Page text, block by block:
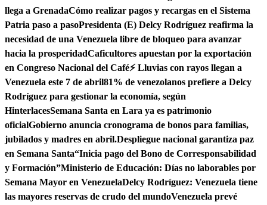
llega a GrenadaCómo realizar pagos y recargas en el Sistema
Patria paso a pasoPresidenta (E) Delcy Rodríguez reafirma la
necesidad de una Venezuela libre de bloqueo para avanzar
hacia la prosperidadCaficultores apuestan por la exportación
en Congreso Nacional del Café⚡ Lluvias con rayos llegan a
Venezuela este 7 de abril81% de venezolanos prefiere a Delcy
Rodríguez para gestionar la economía, según
HinterlacesSemana Santa en Lara ya es patrimonio
oficialGobierno anuncia cronograma de bonos para familias,
jubilados y madres en abril.Despliegue nacional garantiza paz
en Semana Santa“Inicia pago del Bono de Corresponsabilidad
y Formación”Ministerio de Educación: Días no laborables por
Semana Mayor en VenezuelaDelcy Rodríguez: Venezuela tiene
las mayores reservas de crudo del mundoVenezuela prevé